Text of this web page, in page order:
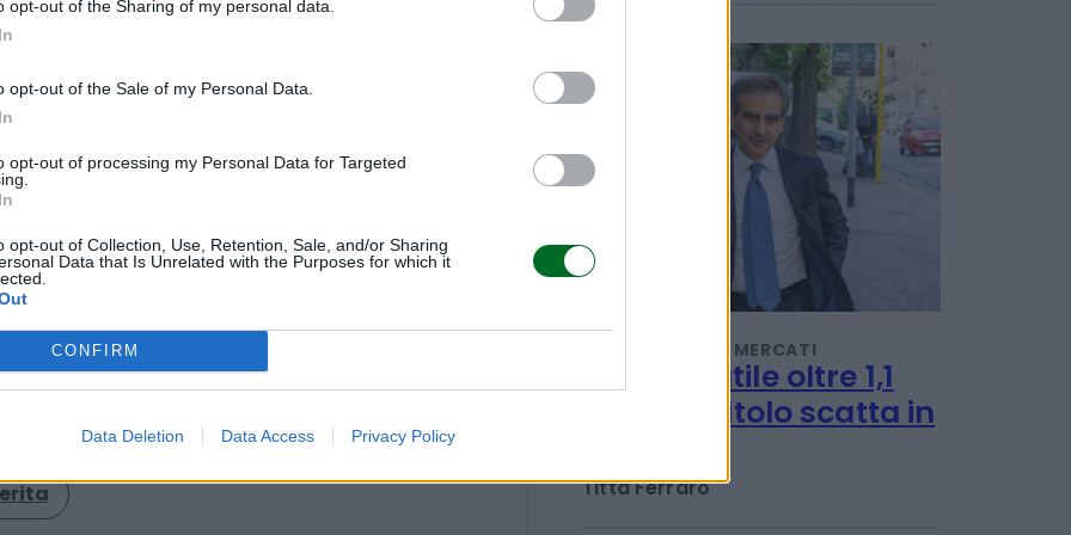
opt-out of the Sharing of my personal data.
opt-out of the Sale of my Personal Data.
opt-out of processing my Personal Data for Targeted
opt-out of Collection, Use, Retention, Sale, and/or Sharing
Data that Is Unrelated with the Purposes for which it
CONFIRM
Data Deletion Data Access Privacy Policy
tasse locali, se non
© RIPRODUZIONE RISERVATA
POTREBBERO INTERESSARTI
Per Mps utile oltre 1,1